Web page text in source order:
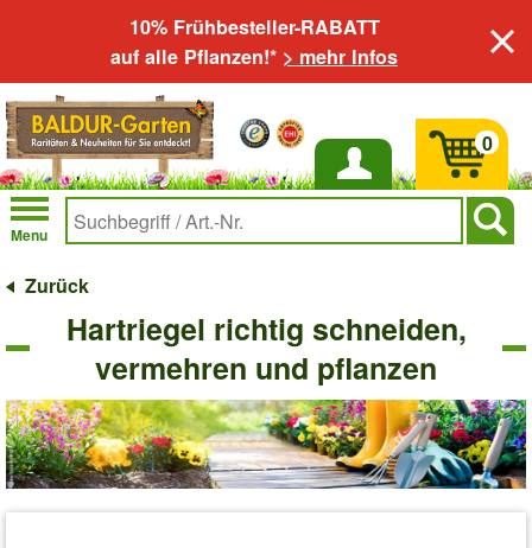
10% Frühbesteller-RABATT
auf alle Pflanzen!* > mehr Infos
Anmelden
Menu
0
Zurück
Hartriegel richtig schneiden,
vermehren und pflanzen